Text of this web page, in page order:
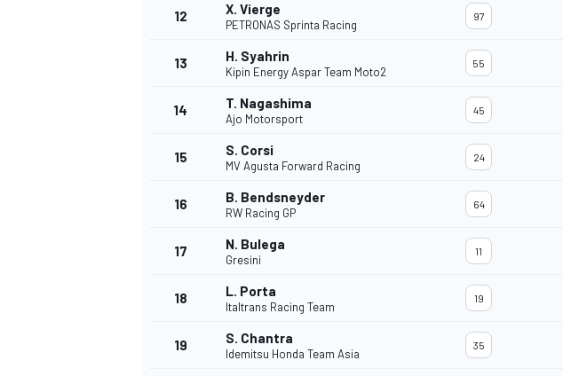
FÓRMULA E
12 X. Vierge
PETRONAS Sprinta Racing
97
13 H. Syahrin
Kipin Energy Aspar Team Moto2
55
14 T. Nagashima
Ajo Motorsport
45
15 S. Corsi
MV Agusta Forward Racing
24
16 B. Bendsneyder
RW Racing GP
64
17 N. Bulega
Gresini
11
18 L. Porta
Italtrans Racing Team
19
19 S. Chantra
Idemitsu Honda Team Asia
35